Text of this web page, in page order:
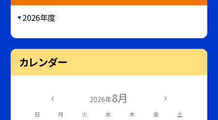
2026年度
カレンダー
2026年8月
日 月 火 水 木 金 土